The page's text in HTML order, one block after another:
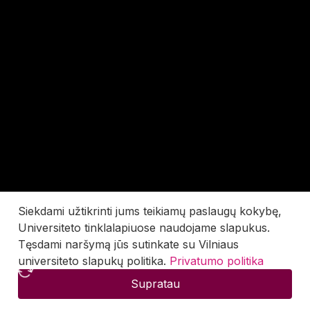
Siekdami užtikrinti jums teikiamų paslaugų kokybę,
Universiteto tinklalapiuose naudojame slapukus.
Tęsdami naršymą jūs sutinkate su Vilniaus
universiteto slapukų politika. Privatumo politika
Supratau